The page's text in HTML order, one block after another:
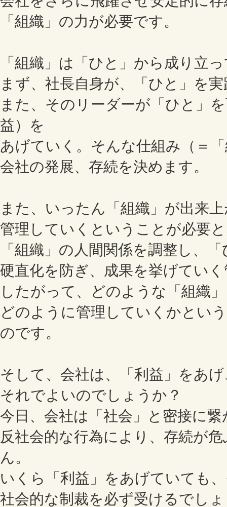
「組織」の力が必要です。
「組織」は「ひと」から成り立
まず、社長自身が、「ひと」を
また、そのリーダーが「ひと」
益）を
あげていく。そんな仕組み（＝
会社の発展、存続を決めます。
また、いったん「組織」が出来
管理していくということが必要
「組織」の人間関係を調整し、
硬直化を防ぎ、成果を挙げてい
したがって、どのような「組織
どのように管理していくかとい
のです。
そして、会社は、「利益」をあ
それでよいのでしょうか？
今日、会社は「社会」と密接に
反社会的な行為により、存続が
ん。
いくら「利益」をあげていても
社会的な制裁を必ず受けるでし